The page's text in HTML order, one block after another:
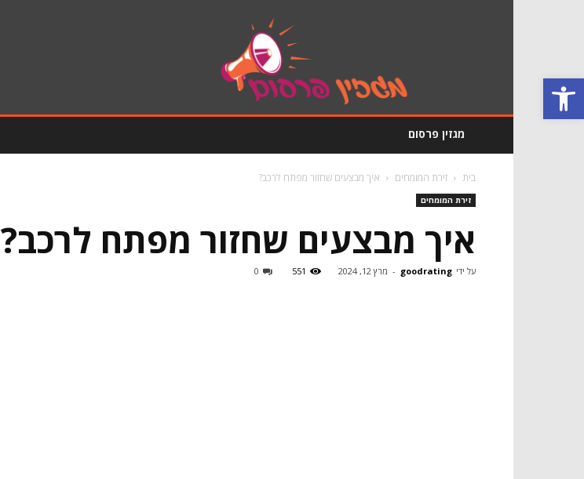
פתח סרגל נגישות
מגזין פרסום
בית זירת המומחים איך מבצעים שחזור מפתח לרכב?
זירת המומחים
איך מבצעים שחזור מפתח לרכב?
על ידי goodrating
- מרץ 12, 2024 551
0